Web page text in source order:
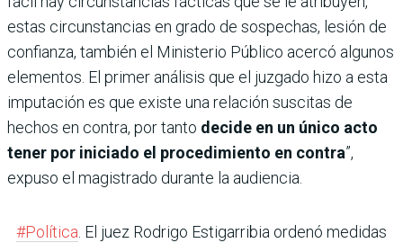
estas circunstancias en grado de sospechas, lesión de
confianza, también el Ministerio Público acercó algunos
elementos. El primer análisis que el juzgado hizo a esta
imputación es que existe una relación suscitas de
hechos en contra, por tanto decide en un único acto
tener por iniciado el procedimiento en contra”,
expuso el magistrado durante la audiencia.
#Política. El juez Rodrigo Estigarribia ordenó medidas